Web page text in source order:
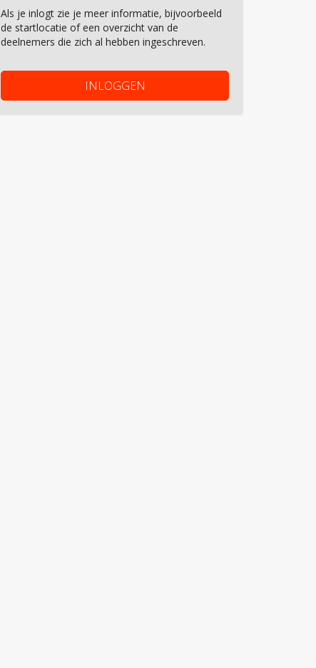
Als je inlogt zie je meer informatie, bijvoorbeeld
de startlocatie of een overzicht van de
deelnemers die zich al hebben ingeschreven.
INLOGGEN